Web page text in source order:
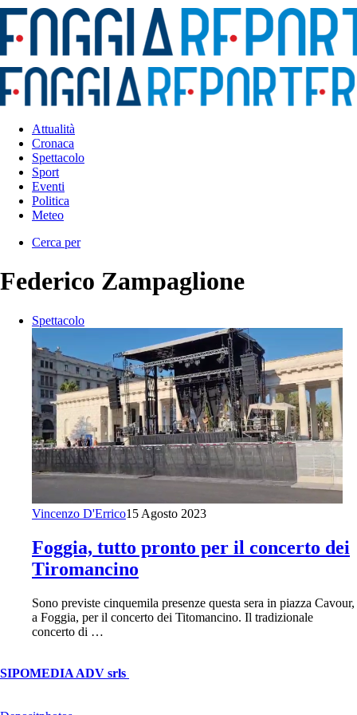
Attualità
Cronaca
Spettacolo
Sport
Eventi
Politica
Meteo
Cerca per
Federico Zampaglione
Spettacolo
Vincenzo D'Errico15 Agosto 2023
Foggia, tutto pronto per il concerto dei
Tiromancino
Sono previste cinquemila presenze questa sera in piazza Cavour,
a Foggia, per il concerto dei Titomancino. Il tradizionale
concerto di …
SIPOMEDIA ADV srls